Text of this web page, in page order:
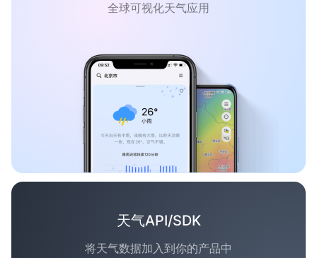
全球可视化天气应用
天气API/SDK
将天气数据加入到你的产品中